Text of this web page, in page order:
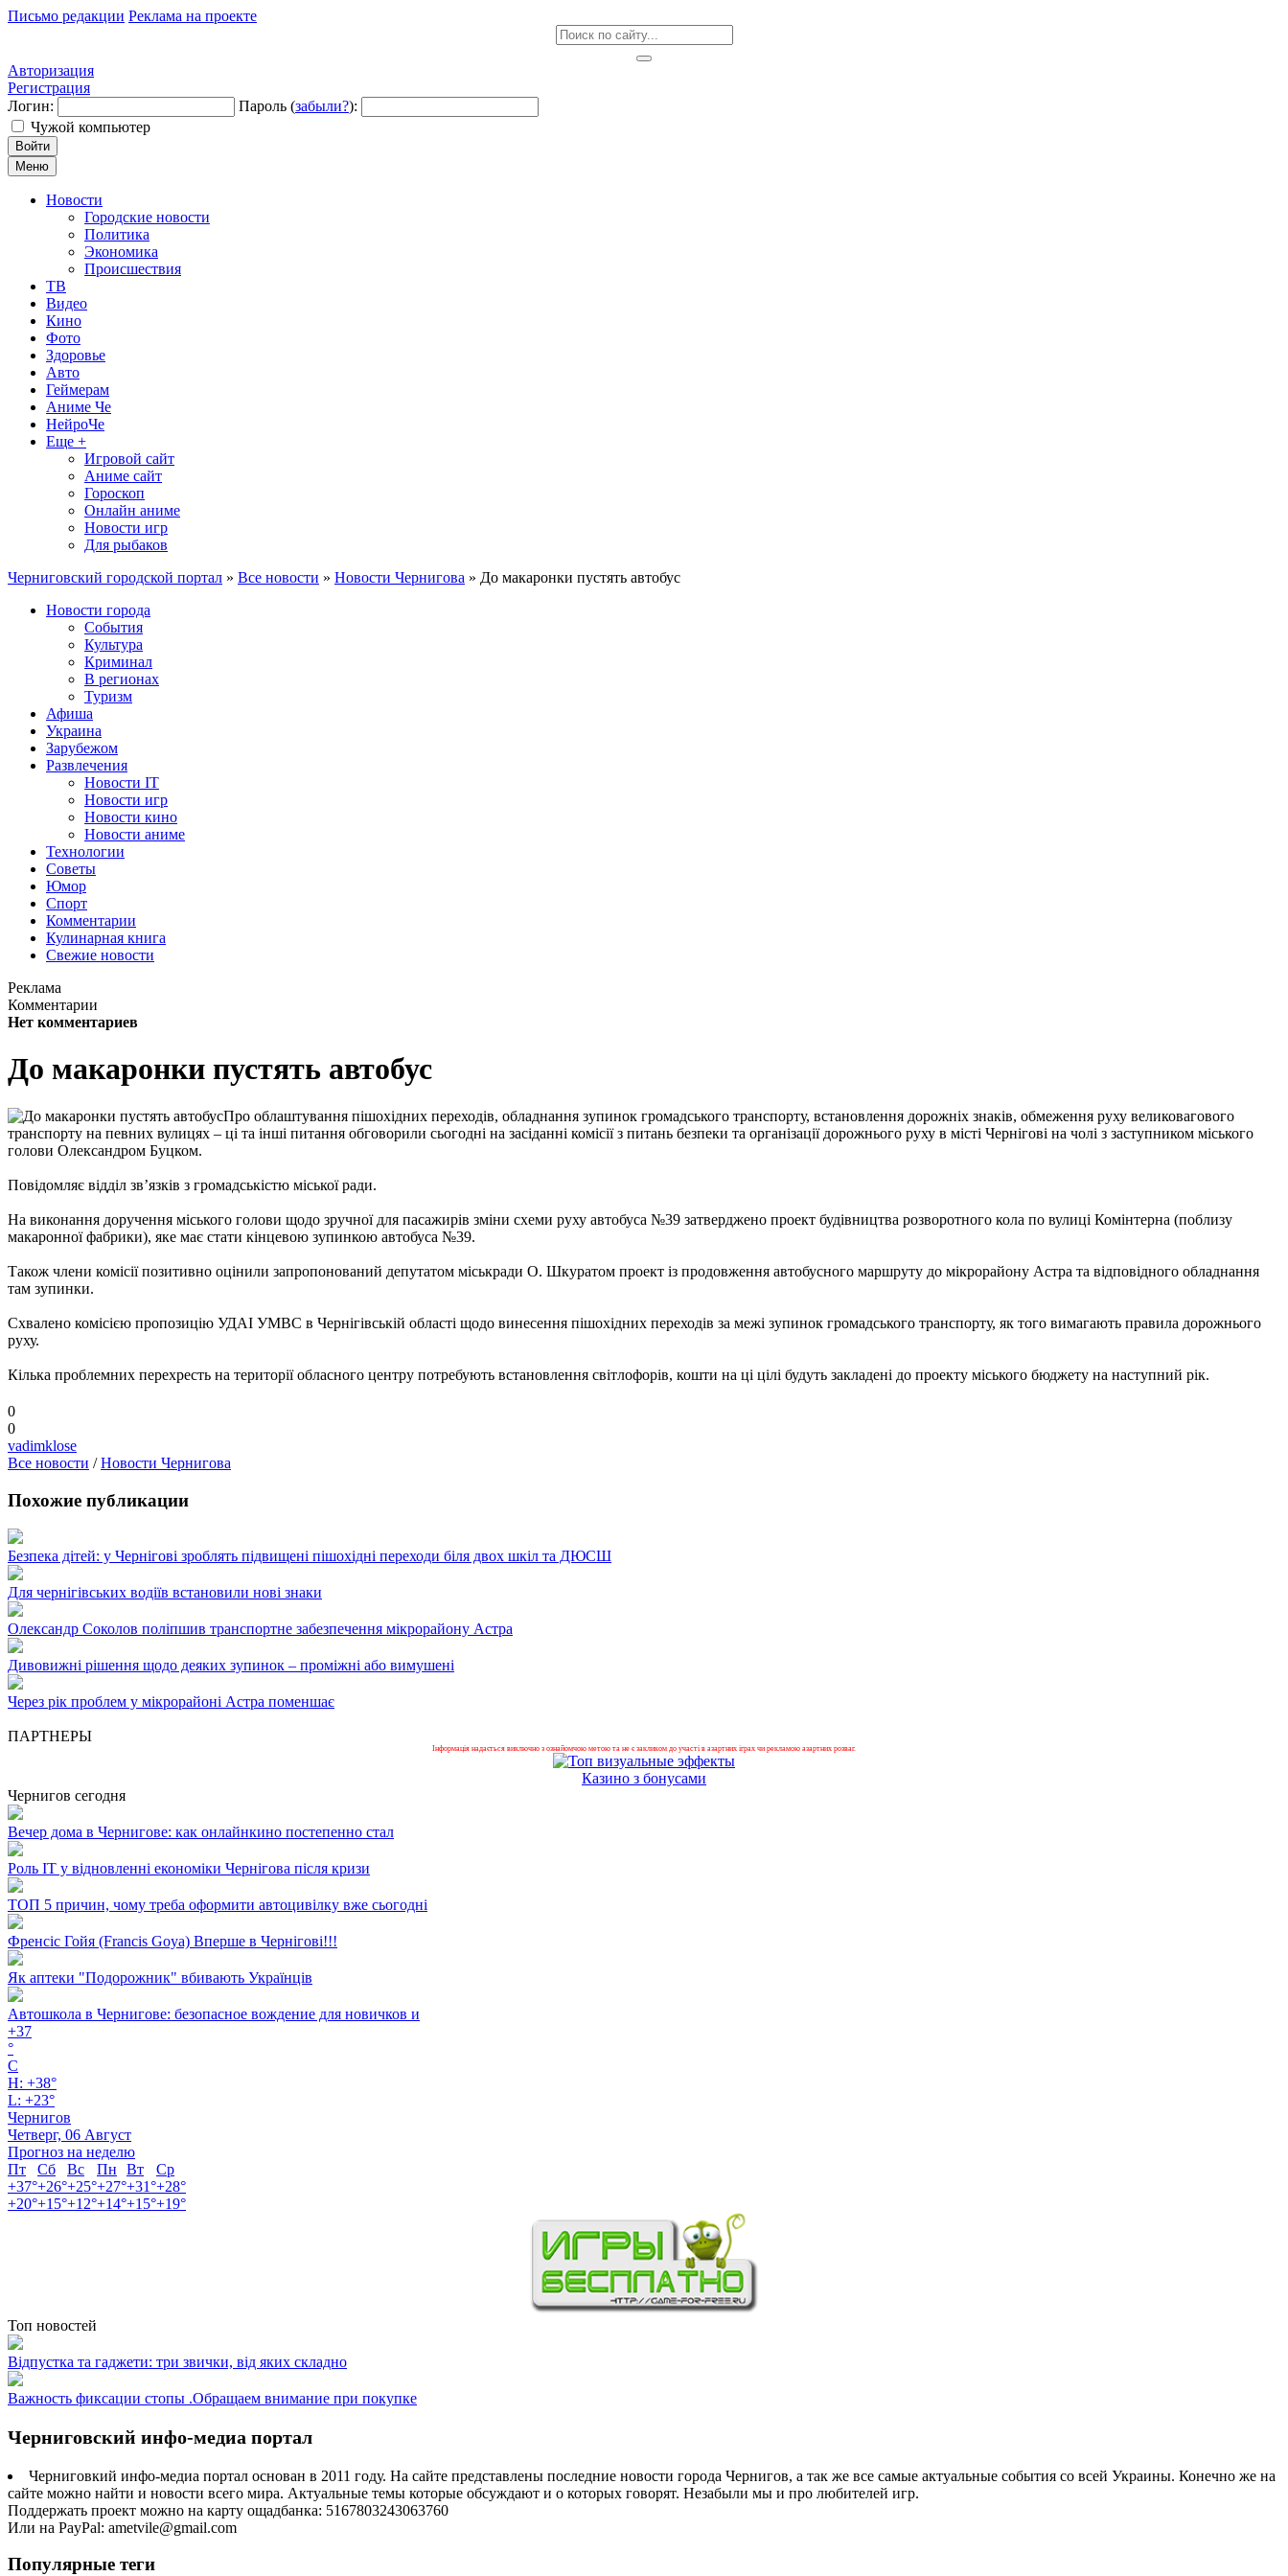
Письмо редакции Реклама на проекте
Авторизация
Регистрация
Логин:
Пароль (забыли?):
Чужой компьютер
Войти
Меню
Новости
Городские новости
Политика
Экономика
Происшествия
ТВ
Видео
Кино
Фото
Здоровье
Авто
Геймерам
Аниме Че
НейроЧе
Еще +
Игровой сайт
Аниме сайт
Гороскоп
Онлайн аниме
Новости игр
Для рыбаков
Черниговский городской портал » Все новости » Новости Чернигова » До макаронки пустять автобус
Новости города
События
Культура
Криминал
В регионах
Туризм
Афиша
Украина
Зарубежом
Развлечения
Новости IT
Новости игр
Новости кино
Новости аниме
Технологии
Советы
Юмор
Спорт
Комментарии
Кулинарная книга
Свежие новости
Реклама
Комментарии
Нет комментариев
До макаронки пустять автобус
Про облаштування пішохідних переходів, обладнання зупинок громадського транспорту, встановлення дорожніх знаків, обмеження руху великовагового
транспорту на певних вулицях – ці та інші питання обговорили сьогодні на засіданні комісії з питань безпеки та організації дорожнього руху в місті Чернігові на чолі з заступником міського
голови Олександром Буцком.
Повідомляє відділ зв’язків з громадськістю міської ради.
На виконання доручення міського голови щодо зручної для пасажирів зміни схеми руху автобуса №39 затверджено проект будівництва розворотного кола по вулиці Комінтерна (поблизу
макаронної фабрики), яке має стати кінцевою зупинкою автобуса №39.
Також члени комісії позитивно оцінили запропонований депутатом міськради О. Шкуратом проект із продовження автобусного маршруту до мікрорайону Астра та відповідного обладнання
там зупинки.
Схвалено комісією пропозицію УДАІ УМВС в Чернігівській області щодо винесення пішохідних переходів за межі зупинок громадського транспорту, як того вимагають правила дорожнього
руху.
Кілька проблемних перехресть на території обласного центру потребують встановлення світлофорів, кошти на ці цілі будуть закладені до проекту міського бюджету на наступний рік.
0
0
vadimklose
Все новости /Новости Чернигова
Похожие публикации
Безпека дітей: у Чернігові зроблять підвищені пішохідні переходи біля двох шкіл та ДЮСШ
Для чернігівських водіїв встановили нові знаки
Олександр Соколов поліпшив транспортне забезпечення мікрорайону Астра
Дивовижні рішення щодо деяких зупинок – проміжні або вимушені
Через рік проблем у мікрорайоні Астра поменшає
ПАРТНЕРЫ
Інформація надається виключно з ознайомчою метою та не є закликом до участі в азартних іграх чи рекламою азартних розваг.
Казино з бонусами
Чернигов сегодня
Вечер дома в Чернигове: как онлайнкино постепенно стал
Роль ІТ у відновленні економіки Чернігова після кризи
ТОП 5 причин, чому треба оформити автоцивілку вже сьогодні
Френсіс Гойя (Francis Goya) Вперше в Чернігові!!!
Як аптеки "Подорожник" вбивають Українців
Автошкола в Чернигове: безопасное вождение для новичков и
+37
°
C
H: +38°
L: +23°
Чернигов
Четверг, 06 Август
Прогноз на неделю
Пт
Сб Вс Пн Вт
Ср
+37°+26°+25°+27°+31°+28°
+20°+15°+12°+14°+15°+19°
Топ новостей
Відпустка та гаджети: три звички, від яких складно
Важность фиксации стопы .Обращаем внимание при покупке
Черниговский инфо-медиа портал
Черниговкий инфо-медиа портал основан в 2011 году. На сайте представлены последние новости города Чернигов, а так же все самые актуальные события со всей Украины. Конечно же на
сайте можно найти и новости всего мира. Актуальные темы которые обсуждают и о которых говорят. Незабыли мы и про любителей игр.
Поддержать проект можно на карту ощадбанка: 5167803243063760
Или на PayPal: ametvile@gmail.com
Популярные теги